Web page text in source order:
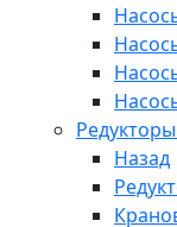
Редукторы
Назад